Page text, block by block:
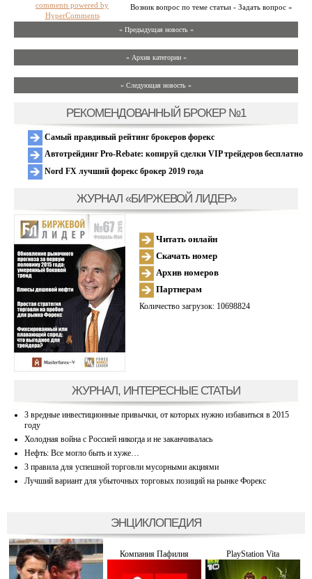
Возник вопрос по теме статьи - Задать вопрос »
comments powered by
HyperComments
« Предыдущая новость «
» Архив категории «
» Следующая новость »
РЕКОМЕНДОВАННЫЙ БРОКЕР №1
Самый правдивый рейтинг брокеров форекс
Автотрейдинг Pro-Rebate: копируй сделки VIP трейдеров бесплатно
Nord FX лучший форекс брокер 2019 года
ЖУРНАЛ «БИРЖЕВОЙ ЛИДЕР»
Читать онлайн
Скачать номер
Архив номеров
Партнерам
Количество загрузок: 10698824
ЖУРНАЛ, ИНТЕРЕСНЫЕ СТАТЬИ
3 вредные инвестиционные привычки, от которых нужно избавиться в 2015
году
Холодная война с Россией никогда и не заканчивалась
Нефть: Все могло быть и хуже…
3 правила для успешной торговли мусорными акциями
Лучший вариант для убыточных торговых позиций на рынке Форекс
ЭНЦИКЛОПЕДИЯ
Компания Пафилия PlayStation Vita